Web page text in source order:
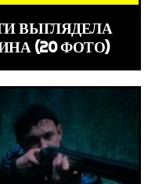
ВЫГЛЯДЕЛА
(20 ФОТО)